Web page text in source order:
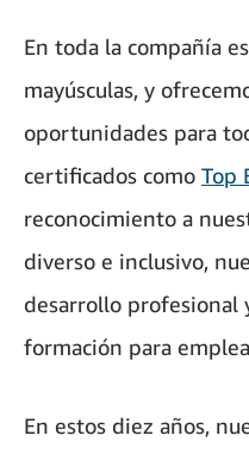
En toda la compañía
mayúsculas, y
oportunidades para
certificados como Top
reconocimiento a
diverso e inclusivo,
desarrollo profesional
formación para
En estos diez años,